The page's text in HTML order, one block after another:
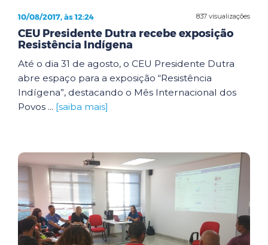
837 visualizações
10/08/2017, às 12:24
CEU Presidente Dutra recebe exposição
Resistência Indígena
Até o dia 31 de agosto, o CEU Presidente Dutra
abre espaço para a exposição “Resistência
Indígena”, destacando o Mês Internacional dos
Povos ... [saiba mais]